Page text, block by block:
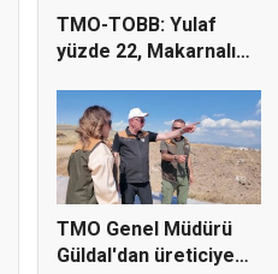
TMO-TOBB: Yulaf
yüzde 22, Makarnalık
TMO Genel Müdürü
Güldal'dan üreticiye